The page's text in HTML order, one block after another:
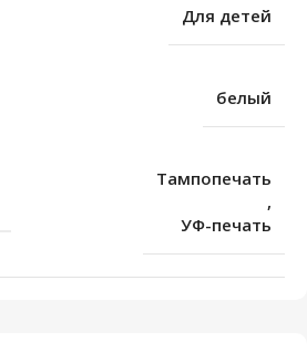
Для детей
белый
Тампопечать
,
УФ-печать